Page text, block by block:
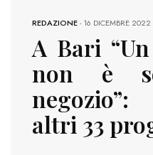
REDAZIONE-16 DICEMBRE 2022
A Bari
non è
altri 33